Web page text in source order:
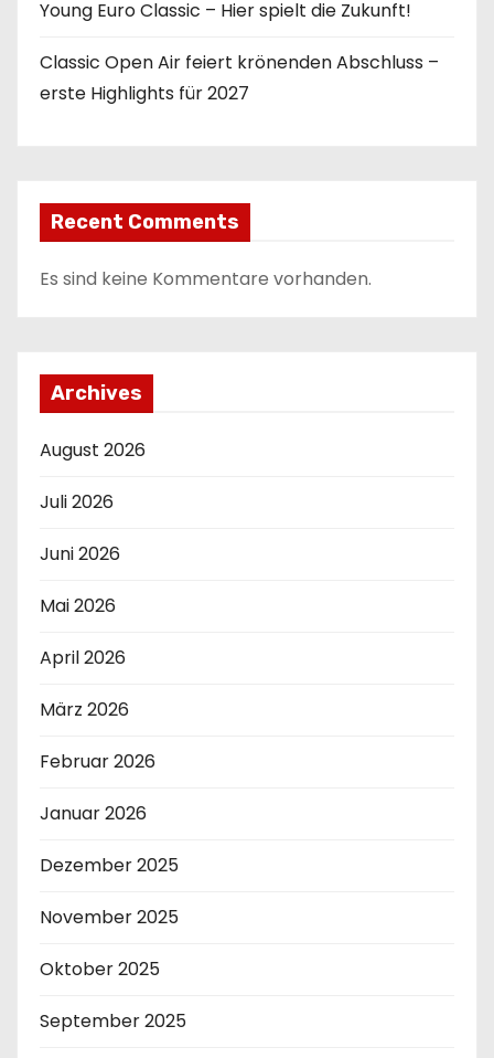
Young Euro Classic – Hier spielt die Zukunft!
Classic Open Air feiert krönenden Abschluss –
erste Highlights für 2027
Recent Comments
Es sind keine Kommentare vorhanden.
Archives
August 2026
Juli 2026
Juni 2026
Mai 2026
April 2026
März 2026
Februar 2026
Januar 2026
Dezember 2025
November 2025
Oktober 2025
September 2025